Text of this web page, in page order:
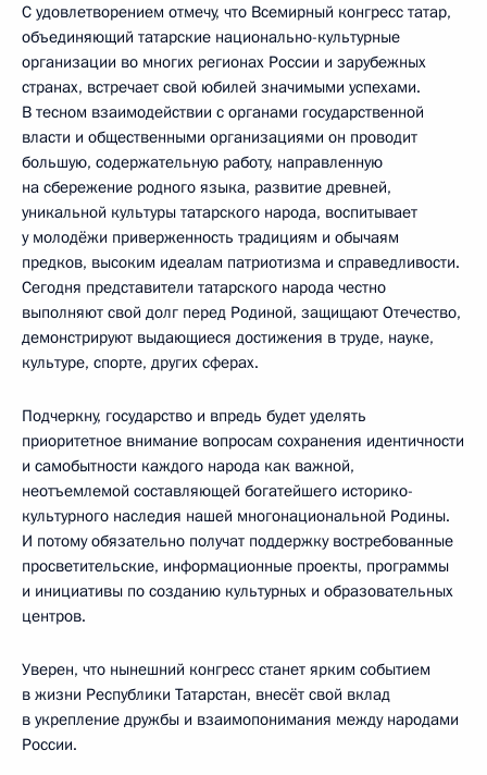
С удовлетворением отмечу, что Всемирный конгресс татар,
объединяющий татарские национально-культурные
организации во многих регионах России и зарубежных
странах, встречает свой юбилей значимыми успехами.
В тесном взаимодействии с органами государственной
власти и общественными организациями он проводит
большую, содержательную работу, направленную
на сбережение родного языка, развитие древней,
уникальной культуры татарского народа, воспитывает
у молодёжи приверженность традициям и обычаям
предков, высоким идеалам патриотизма и справедливости.
Сегодня представители татарского народа честно
выполняют свой долг перед Родиной, защищают Отечество,
демонстрируют выдающиеся достижения в труде, науке,
культуре, спорте, других сферах.
Подчеркну, государство и впредь будет уделять
приоритетное внимание вопросам сохранения идентичности
и самобытности каждого народа как важной,
неотъемлемой составляющей богатейшего историко-
культурного наследия нашей многонациональной Родины.
И потому обязательно получат поддержку востребованные
просветительские, информационные проекты, программы
и инициативы по созданию культурных и образовательных
центров.
Уверен, что нынешний конгресс станет ярким событием
в жизни Республики Татарстан, внесёт свой вклад
в укрепление дружбы и взаимопонимания между народами
России.